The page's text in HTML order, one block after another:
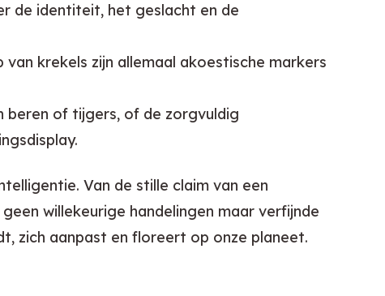
de identiteit, het geslacht en de
krekels zijn allemaal akoestische markers
beren of tijgers, of de zorgvuldig
Van de stille claim van een
willekeurige handelingen maar verfijnde
zich aanpast en floreert op onze planeet.